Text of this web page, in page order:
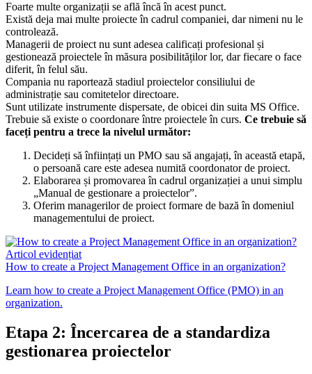
Foarte multe organizații se află încă în acest punct.
Există deja mai multe proiecte în cadrul companiei, dar nimeni nu le
controlează.
Managerii de proiect nu sunt adesea calificați profesional și
gestionează proiectele în măsura posibilităților lor, dar fiecare o face
diferit, în felul său.
Compania nu raportează stadiul proiectelor consiliului de
administrație sau comitetelor directoare.
Sunt utilizate instrumente dispersate, de obicei din suita MS Office.
Trebuie să existe o coordonare între proiectele în curs. Ce trebuie să
faceți pentru a trece la nivelul următor:
Decideți să înființați un PMO sau să angajați, în această etapă,
o persoană care este adesea numită coordonator de proiect.
Elaborarea și promovarea în cadrul organizației a unui simplu
„Manual de gestionare a proiectelor”.
Oferim managerilor de proiect formare de bază în domeniul
managementului de proiect.
Articol evidențiat
How to create a Project Management Office in an organization?
Learn how to create a Project Management Office (PMO) in an
organization.
Etapa 2: Încercarea de a standardiza
gestionarea proiectelor